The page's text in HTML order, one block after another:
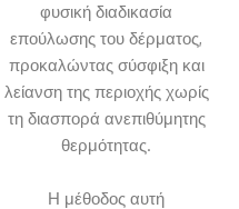
φυσική διαδικασία
επούλωσης του δέρματος,
προκαλώντας σύσφιξη και
λείανση της περιοχής χωρίς
τη διασπορά ανεπιθύμητης
θερμότητας.
Η μέθοδος αυτή